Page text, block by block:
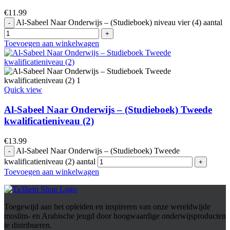
€11.99
Al-Sabeel Naar Onderwijs – (Studieboek) niveau vier (4) aantal
Toevoegen aan winkelwagen
Quick view
Al-Sabeel Naar Onderwijs – (Studieboek) Tweede
kwalificatieniveau (2)
€13.99
Al-Sabeel Naar Onderwijs – (Studieboek) Tweede
kwalificatieniveau (2) aantal
Toevoegen aan winkelwagen
Toegewijd aan het opleiden en inspireren van onze wereldwijde
moslim- en Arabische jeugd door hoogwaardige onderwijsproducten
te distribueren.